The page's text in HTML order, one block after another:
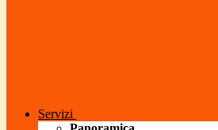
Servizi